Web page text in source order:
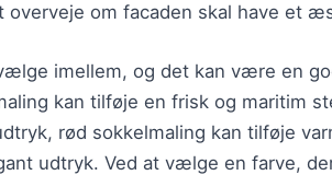
overveje om facaden skal have et
imellem, og det kan være en
kan tilføje en frisk og maritim
rød sokkelmaling kan tilføje
udtryk. Ved at vælge en farve,